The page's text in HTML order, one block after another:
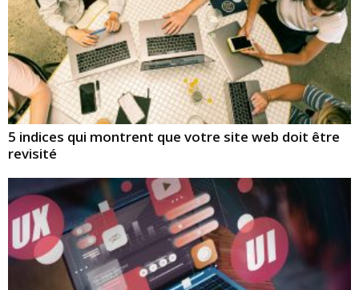
5 indices qui montrent que votre site web doit être
revisité